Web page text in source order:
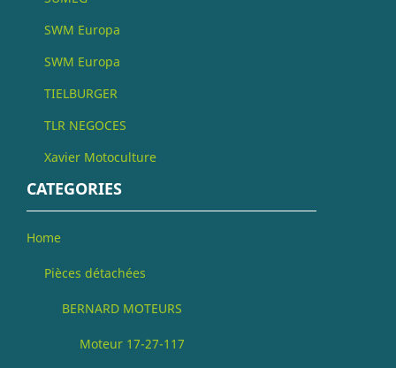
SWM Europa
SWM Europa
TIELBURGER
TLR NEGOCES
Xavier Motoculture
CATEGORIES
Home
Pièces détachées
BERNARD MOTEURS
Moteur 17-27-117